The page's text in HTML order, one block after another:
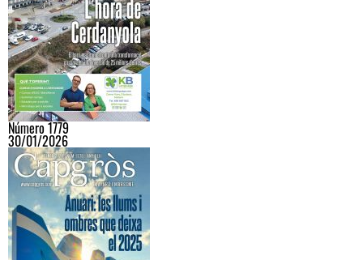
Número 1779
30/01/2026